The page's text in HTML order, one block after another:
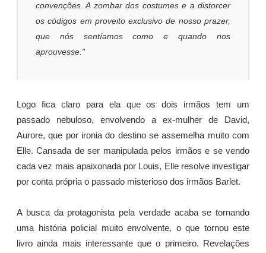
convenções. A zombar dos costumes e a distorcer
os códigos em proveito exclusivo de nosso prazer,
que nós sentíamos como e quando nos
aprouvesse."
Logo fica claro para ela que os dois irmãos tem um
passado nebuloso, envolvendo a ex-mulher de David,
Aurore, que por ironia do destino se assemelha muito com
Elle. Cansada de ser manipulada pelos irmãos e se vendo
cada vez mais apaixonada por Louis, Elle resolve investigar
por conta própria o passado misterioso dos irmãos Barlet.
A busca da protagonista pela verdade acaba se tornando
uma história policial muito envolvente, o que tornou este
livro ainda mais interessante que o primeiro. Revelações